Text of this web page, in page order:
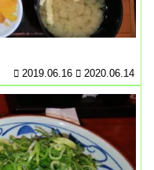
2019.06.16 2020.06.14